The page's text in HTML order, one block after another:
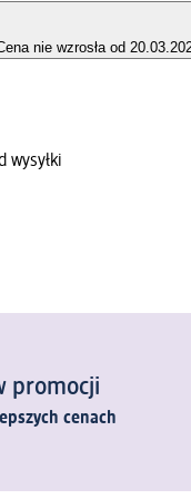
nie wzrosła od
wysyłki
promocji
cenach